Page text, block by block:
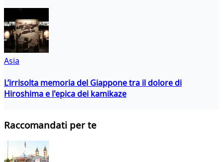
Asia
L’irrisolta memoria del Giappone tra il dolore di
Hiroshima e l'epica dei kamikaze
Raccomandati per te